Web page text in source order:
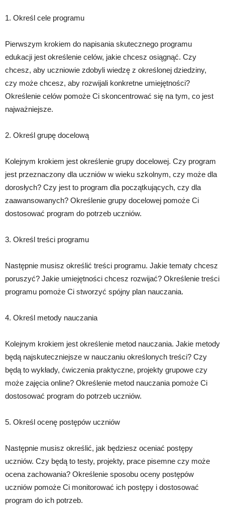
1. Określ cele programu
Pierwszym krokiem do napisania skutecznego programu
edukacji jest określenie celów, jakie chcesz osiągnąć. Czy
chcesz, aby uczniowie zdobyli wiedzę z określonej dziedziny,
czy może chcesz, aby rozwijali konkretne umiejętności?
Określenie celów pomoże Ci skoncentrować się na tym, co jest
najważniejsze.
2. Określ grupę docelową
Kolejnym krokiem jest określenie grupy docelowej. Czy program
jest przeznaczony dla uczniów w wieku szkolnym, czy może dla
dorosłych? Czy jest to program dla początkujących, czy dla
zaawansowanych? Określenie grupy docelowej pomoże Ci
dostosować program do potrzeb uczniów.
3. Określ treści programu
Następnie musisz określić treści programu. Jakie tematy chcesz
poruszyć? Jakie umiejętności chcesz rozwijać? Określenie treści
programu pomoże Ci stworzyć spójny plan nauczania.
4. Określ metody nauczania
Kolejnym krokiem jest określenie metod nauczania. Jakie metody
będą najskuteczniejsze w nauczaniu określonych treści? Czy
będą to wykłady, ćwiczenia praktyczne, projekty grupowe czy
może zajęcia online? Określenie metod nauczania pomoże Ci
dostosować program do potrzeb uczniów.
5. Określ ocenę postępów uczniów
Następnie musisz określić, jak będziesz oceniać postępy
uczniów. Czy będą to testy, projekty, prace pisemne czy może
ocena zachowania? Określenie sposobu oceny postępów
uczniów pomoże Ci monitorować ich postępy i dostosować
program do ich potrzeb.